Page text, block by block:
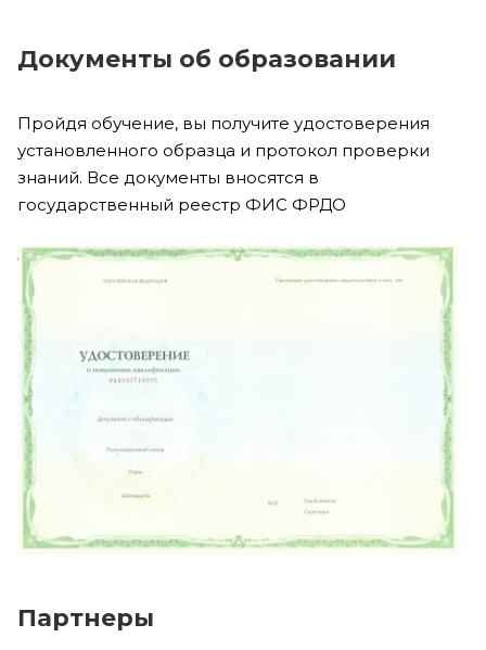
Документы об образовании
Пройдя обучение, вы получите удостоверения
установленного образца и протокол проверки
знаний. Все документы вносятся в
государственный реестр ФИС ФРДО
Партнеры